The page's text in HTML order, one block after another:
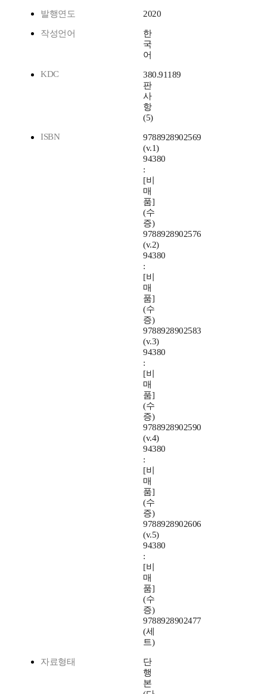
발행연도 2020
작성언어
한
국
어
KDC
380.91189
판
사
항
(5)
ISBN
9788928902569
(v.1)
94380
:
[비
매
품]
(수
증)
9788928902576
(v.2)
94380
:
[비
매
품]
(수
증)
9788928902583
(v.3)
94380
:
[비
매
품]
(수
증)
9788928902590
(v.4)
94380
:
[비
매
품]
(수
증)
9788928902606
(v.5)
94380
:
[비
매
품]
(수
증)
9788928902477
(세
트)
자료형태
단
행
본